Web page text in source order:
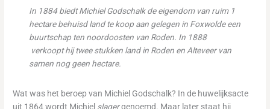
In 1884 biedt Michiel Godschalk de eigendom van ruim 1
hectare behuisd land te koop aan gelegen in Foxwolde een
buurtschap ten noordoosten van Roden. In 1888
verkoopt hij twee stukken land in Roden en Alteveer van
samen nog geen hectare.
Wat was het beroep van Michiel Godschalk? In de huwelijksacte
uit 1864 wordt Michiel slagergenoemd. Maar later staat hij